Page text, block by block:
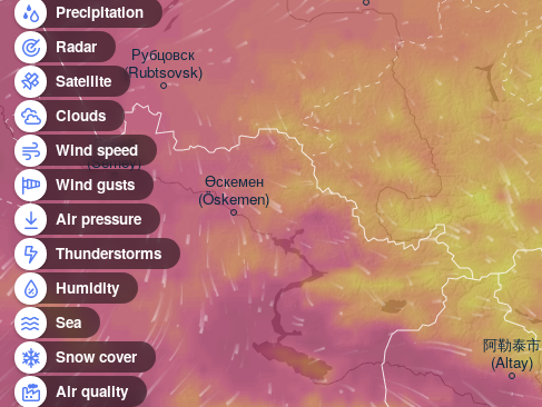
Precipitation
Radar
Satellite
Clouds
Wind speed
Wind gusts
Air pressure
Thunderstorms
Humidity
Sea
Snow cover
Air quality
Рубцовск
(Rubtsovsk)
Семей
(Semey)
Өскемен
(Öskemen)
阿勒泰市
(Altay)